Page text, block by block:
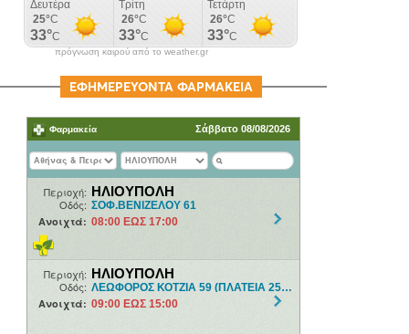
πρόγνωση καιρού από το weather.gr
ΕΦΗΜΕΡΕΥΟΝΤΑ ΦΑΡΜΑΚΕΙΑ